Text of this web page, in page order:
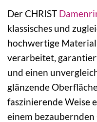
Der CHRIST
klassisches und
hochwertige
verarbeitet,
und einen
glänzende
faszinierende Weise
einem bezaubernden